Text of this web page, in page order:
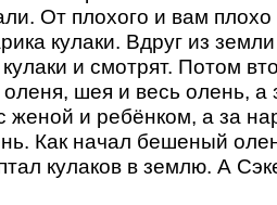
От плохого и вам плохо
кулаки. Вдруг из
и смотрят. Потом
оленя, шея и весь олень,
женой и ребёнком, а за
Как начал бешеный
кулаков в землю. А